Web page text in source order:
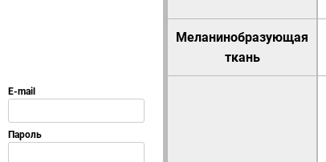
Меланинобразующая
ткань